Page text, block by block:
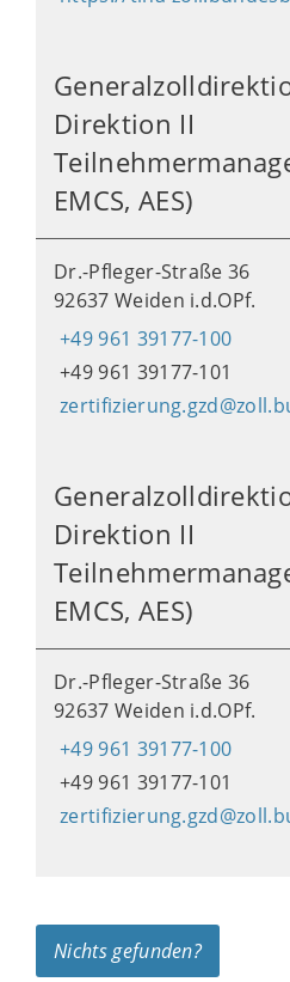
Direktion II
EMCS, AES)
Dr.-Pfleger-Straße 36
92637 Weiden i.d.OPf.
+49 961 39177-100
+49 961 39177-101
Direktion II
EMCS, AES)
Dr.-Pfleger-Straße 36
92637 Weiden i.d.OPf.
+49 961 39177-100
+49 961 39177-101
Nichts gefunden?